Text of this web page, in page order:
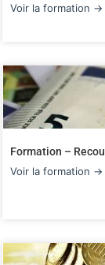
Voir la formation →
Formation –
Voir la formation →